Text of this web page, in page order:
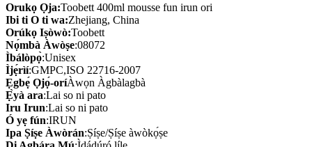
Orukọ Ọja:Toobett 400ml mousse fun irun ori
Ibi ti O ti wa:Zhejiang, China
Orúkọ Iṣòwò:Toobett
Nọ́mbà Àwòṣe:08072
Ìbálòpọ̀:Unisex
Ìjẹ́rìí:GMPC,ISO 22716-2007
Ẹgbẹ́ Ọjọ́-oríÀwọn Àgbàlagbà
Ẹ̀yà ara:Lai so ni pato
Iru Irun:Lai so ni pato
Ó yẹ fún:IRUN
Ipa Ṣíṣe Àwòrán:Ṣíṣe/Ṣíṣe àwòkọ́ṣe